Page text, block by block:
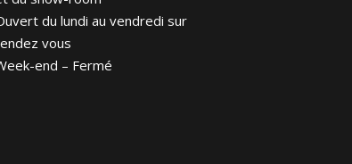
du lundi au vendredi sur
vous
end – Fermé